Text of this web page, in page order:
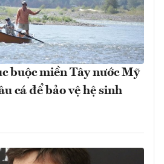
buộc miền Tây nước Mỹ
cá để bảo vệ hệ sinh